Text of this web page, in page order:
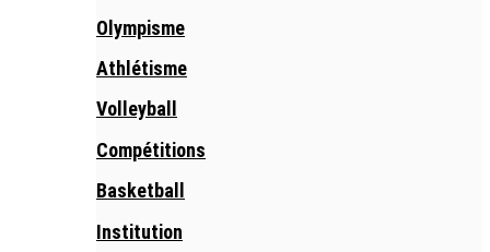
Olympisme
Athlétisme
Volleyball
Compétitions
Basketball
Institution